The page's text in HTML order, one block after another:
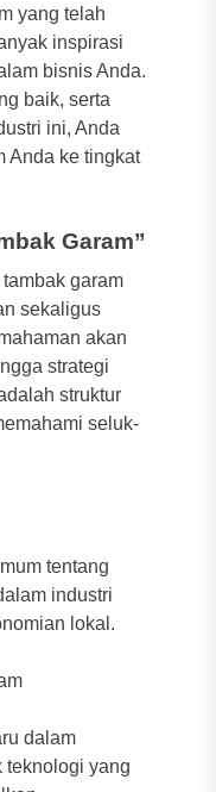
yang telah
inspirasi
bisnis Anda.
baik, serta
ini, Anda
Anda ke tingkat
Garam”
garam
sekaligus
akan
strategi
struktur
seluk-
tentang
industri
lokal.
dalam
teknologi yang